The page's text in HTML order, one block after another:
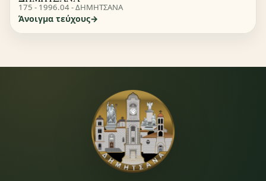
175 - 1996.04 - ΔΗΜΗΤΣΑΝΑ
Άνοιγμα τεύχους